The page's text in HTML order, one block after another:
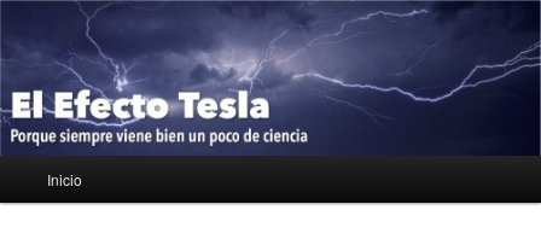
contenido
principal
contenido
secundario
El Efecto Tesla
Porque siempre viene bien un poco de ciencia
principal
Inicio